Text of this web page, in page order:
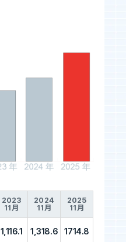
2023
11月
2024
11月
2025
11月
1,116.1 1,318.6 1714.8